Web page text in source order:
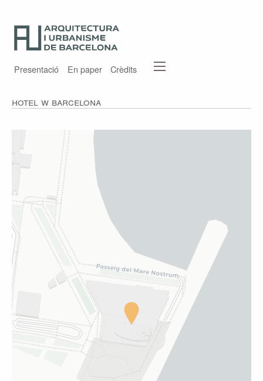
Presentació En paper Crèdits
Hotel W Barcelona